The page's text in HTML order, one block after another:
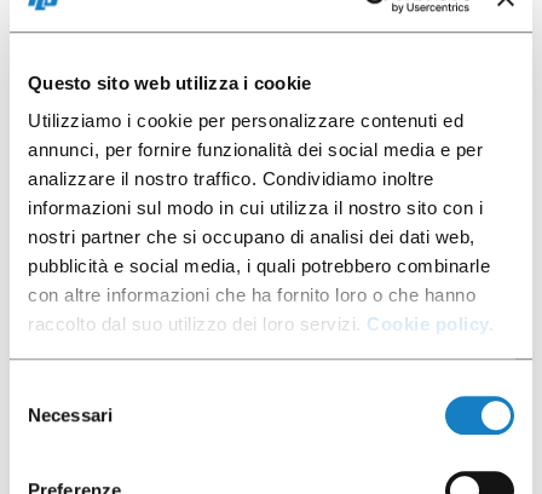
Questo sito web utilizza i cookie
Utilizziamo i cookie per personalizzare contenuti ed
annunci, per fornire funzionalità dei social media e per
analizzare il nostro traffico. Condividiamo inoltre
informazioni sul modo in cui utilizza il nostro sito con i
nostri partner che si occupano di analisi dei dati web,
pubblicità e social media, i quali potrebbero combinarle
con altre informazioni che ha fornito loro o che hanno
raccolto dal suo utilizzo dei loro servizi. Cookie policy.
delNecessari
Preferenze
La tecnologia IN MOLD TRIM garantisce bordi
così formata è agevolmente centrata nei
dispositivi di riempimento. Il bordo simmetrico e
piano permette una saldatura eccellente ed
estremamente semplice del lid.
In termoformatura lavoriamo su strati sottili che
permettono un’elevata precisione nei dettagli; in
questo modo si ottiene una capsula leggera e
tecnicamente evoluta, che garantisce le stesse
performance di quelle dei migliori Brand-owner
internazionali.